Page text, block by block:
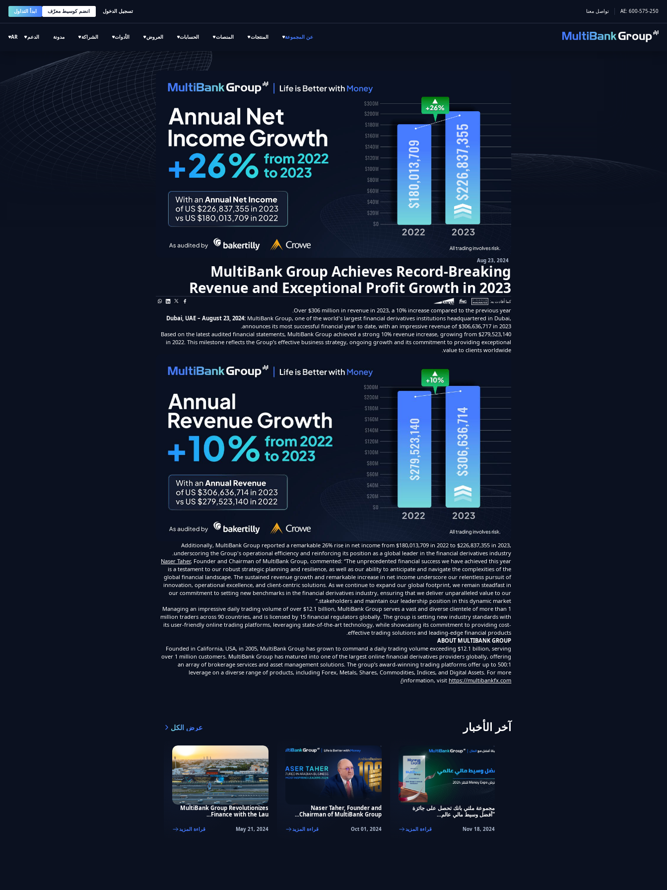
AE:600-575-250 تواصل معنا تسجيل الدخول انضم كوسيط معرّف ابدأ التداول
عن المجموعة المنتجات المنصات الحسابات العروض الأدوات الشراكة مدونة الدعم AR
Aug 23, 2024
MultiBank Group Achieves Record-Breaking
Revenue and Exceptional Profit Growth in 2023
كما أفادت به:
Over $306 million in revenue in 2023, a 10% increase compared to the previous year.
Dubai, UAE – August 23, 2024: MultiBank Group, one of the world's largest financial derivatives institutions headquartered in Dubai,
announces its most successful financial year to date, with an impressive revenue of $306,636,717 in 2023.
Based on the latest audited financial statements, MultiBank Group achieved a strong 10% revenue increase, growing from $279,523,140
in 2022. This milestone reflects the Group’s effective business strategy, ongoing growth and its commitment to providing exceptional
value to clients worldwide.
Additionally, MultiBank Group reported a remarkable 26% rise in net income from $180,013,709 in 2022 to $226,837,355 in 2023,
underscoring the Group's operational efficiency and reinforcing its position as a global leader in the financial derivatives industry.
Naser Taher, Founder and Chairman of MultiBank Group, commented: “The unprecedented financial success we have achieved this year
is a testament to our robust strategic planning and resilience, as well as our ability to anticipate and navigate the complexities of the
global financial landscape. The sustained revenue growth and remarkable increase in net income underscore our relentless pursuit of
innovation, operational excellence, and client-centric solutions. As we continue to expand our global footprint, we remain steadfast in
our commitment to setting new benchmarks in the financial derivatives industry, ensuring that we deliver unparalleled value to our
stakeholders and maintain our leadership position in this dynamic market.”
Managing an impressive daily trading volume of over $12.1 billion, MultiBank Group serves a vast and diverse clientele of more than 1
million traders across 90 countries, and is licensed by 15 financial regulators globally. The group is setting new industry standards with
its user-friendly online trading platforms, leveraging state-of-the-art technology, while showcasing its commitment to providing cost-
effective trading solutions and leading-edge financial products.
ABOUT MULTIBANK GROUP
Founded in California, USA, in 2005, MultiBank Group has grown to command a daily trading volume exceeding $12.1 billion, serving
over 1 million customers. MultiBank Group has matured into one of the largest online financial derivatives providers globally, offering
an array of brokerage services and asset management solutions. The group’s award-winning trading platforms offer up to 500:1
leverage on a diverse range of products, including Forex, Metals, Shares, Commodities, Indices, and Digital Assets. For more
information, visit https://multibankfx.com/
آخر الأخبار عرض الكل
مجموعة ملتي بانك تحصل على جائزة
"أفضل وسيط مالي عالم...
Nov 18, 2024 قراءة المزيد
Naser Taher, Founder and
Chairman of MultiBank Group...
Oct 01, 2024 قراءة المزيد
MultiBank Group Revolutionizes
Finance with the Lau...
May 21, 2024 قراءة المزيد